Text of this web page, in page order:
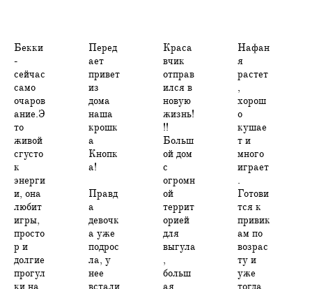
Бекки
-
сейчас
само
очаров
ание.Э
то
живой
сгусто
к
энерги
и, она
любит
игры,
просто
р и
долгие
прогул
Перед
ает
привет
из
дома
наша
крошк
а
Кнопк
а!
Правд
а
девочк
а уже
подрос
ла, у
нее
Краса
вчик
отправ
ился в
новую
жизнь!
!!
Больш
ой дом
с
огромн
ой
террит
орией
для
выгула
,
больш
Нафан
я
растет
,
хорош
о
кушае
т и
много
играет
.
Готови
тся к
привик
ам по
возрас
ту и
уже